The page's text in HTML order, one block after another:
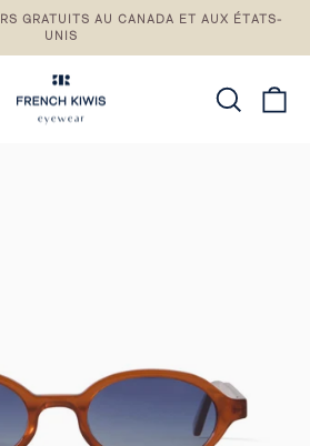
du
diaporama
GRATUITS AU CANADA ET AUX ÉTATS-
UNIS
SITE